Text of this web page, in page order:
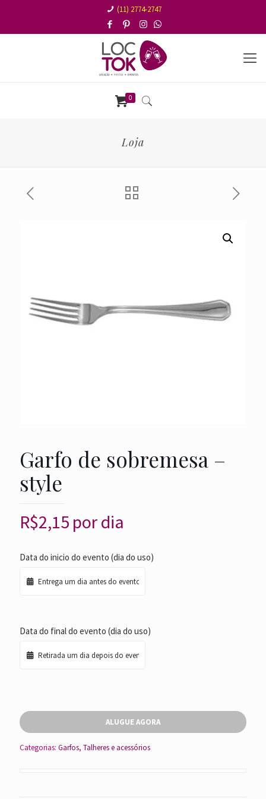
(11) 2774-2747
0
Loja
Garfo de sobremesa –
style
R$2,15 por dia
Data do inicio do evento (dia do uso)
Data do final do evento (dia do uso)
ALUGUE AGORA
Categorias: Garfos, Talheres e acessórios